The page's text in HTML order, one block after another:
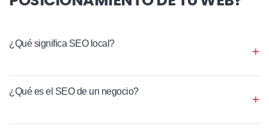
¿Qué significa SEO local?
¿Qué es el SEO de un negocio?